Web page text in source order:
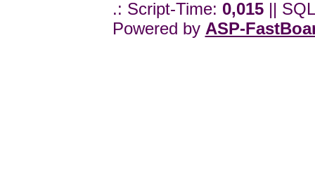
.: Script-Time: 0,015||
Powered by ASP-